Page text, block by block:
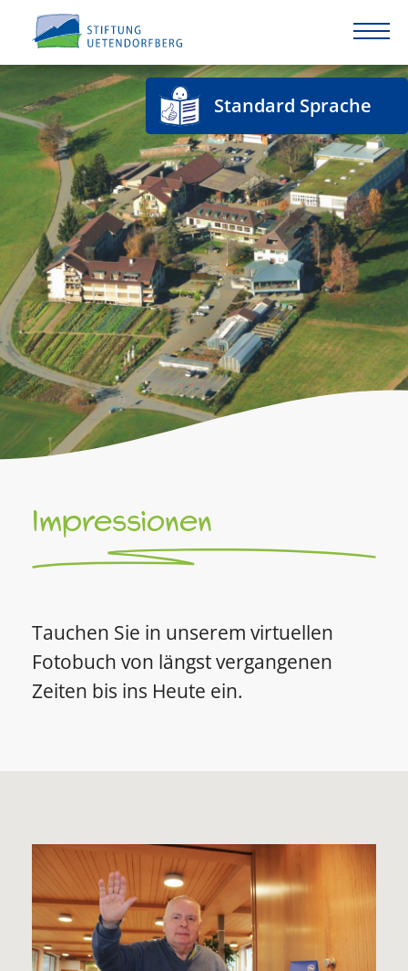
Standard Sprache
Impressionen
Tauchen Sie in unserem virtuellen
Fotobuch von längst vergangenen
Zeiten bis ins Heute ein.